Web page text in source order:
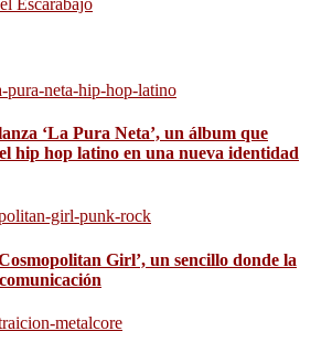
Escarabajo
‘La Pura Neta’, un álbum que
hip hop latino en una nueva identidad
Girl’, un sencillo donde la